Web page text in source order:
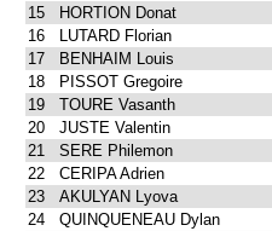
15
HORTION Donat
16
LUTARD Florian
17
BENHAIM Louis
18
PISSOT Gregoire
19
TOURE Vasanth
20
JUSTE Valentin
21
SERE Philemon
22
CERIPA Adrien
23
AKULYAN Lyova
24
QUINQUENEAU Dylan